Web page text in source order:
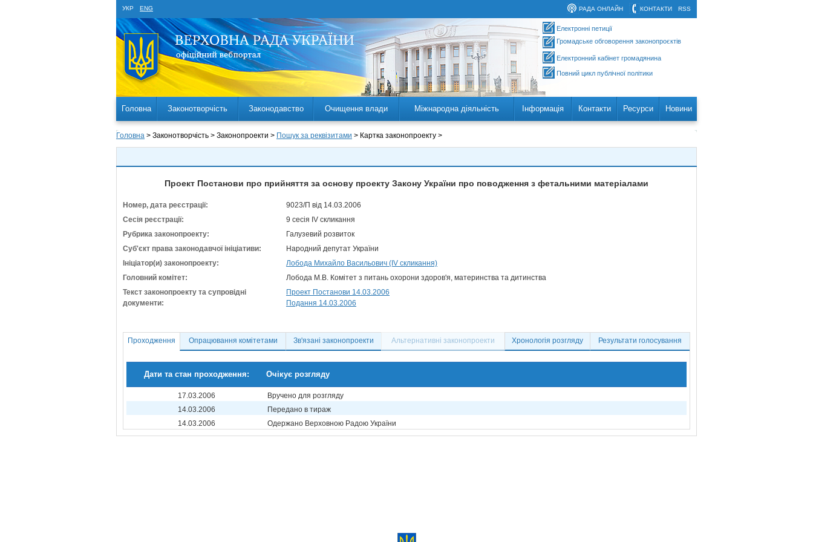
УКР ENG RSS
КОНТАКТИ
РАДА ОНЛАЙН
Електронні петиції
Громадське обговорення законопроєктів
Електронний кабінет громадянина
Повний цикл публічної політики
Головна Законотворчість Законодавство Очищення влади Міжнародна діяльність Інформація Контакти Ресурси Новини
Головна > Законотворчість > Законопроекти > Пошук за реквізитами > Картка законопроекту >
Проект Постанови про прийняття за основу проекту Закону України про поводження з фетальними матеріалами
Номер, дата реєстрації:
9023/П від 14.03.2006
Сесія реєстрації:
9 сесія IV скликання
Рубрика законопроекту:
Галузевий розвиток
Суб'єкт права законодавчої ініціативи:
Народний депутат України
Ініціатор(и) законопроекту:
Лобода Михайло Васильович (IV скликання)
Головний комітет:
Лобода М.В. Комітет з питань охорони здоров'я, материнства та дитинства
Текст законопроекту та супровідні
документи:
Проект Постанови 14.03.2006
Подання 14.03.2006
Проходження Опрацювання комітетами Зв'язані законопроекти Альтернативні законопроекти Хронологія розгляду Результати голосування
Дати та стан проходження: Очікує розгляду
17.03.2006
Вручено для розгляду
14.03.2006
Передано в тираж
14.03.2006
Одержано Верховною Радою України